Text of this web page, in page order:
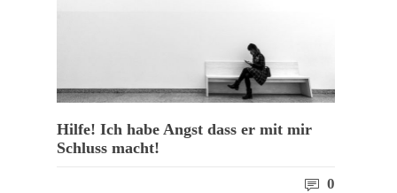
Hilfe! Ich habe Angst dass er mit mir
Schluss macht!
0